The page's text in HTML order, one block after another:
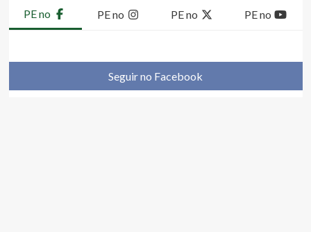
PE no PE no PE no PE no
Seguir no Facebook